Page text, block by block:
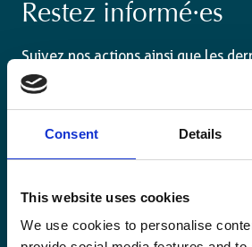
Consent Details
This website uses cookies
We use cookies to personalise
Restez informé·es
Suivez nos actions ainsi que les
matière de coopération au
Email